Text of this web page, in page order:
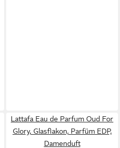
Lattafa Eau de Parfum Oud For
Glory, Glasflakon, Parfüm EDP,
Damenduft